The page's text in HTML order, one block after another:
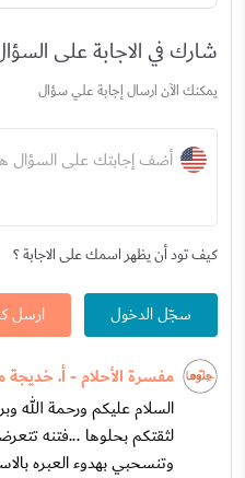
شارك في الاجابة على
يمكنك الآن ارسال إجابة علي سؤال
أضف إجابتك على السؤال
كيف تود أن يظهر اسمك على الاجابة ؟
سجّل الدخول ارسل
مفسرة الأحلام - أ.
السلام عليكم ورحمة الله
لثقتكم بحلوها ...فتنه
وتنسحبي بهدوء العبره